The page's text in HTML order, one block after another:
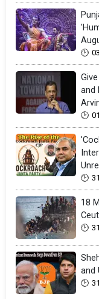
and
18
and